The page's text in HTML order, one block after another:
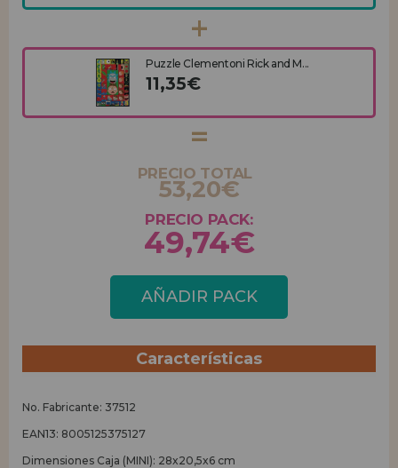
Puzzle Clementoni Rick and M...
11,35€
PRECIO TOTAL
53,20€
PRECIO PACK:
49,74€
AÑADIR PACK
Características
No. Fabricante: 37512
EAN13: 8005125375127
Dimensiones Caja (MINI): 28x20,5x6 cm